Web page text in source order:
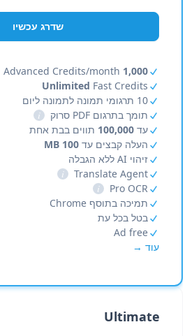
שדרג עכשיו
1,000
Unlimited Fast Credits
10 תרגומי תמונה לתמונה ליום
תומך בתרגום PDF סרוק
i
עד 100,000 תווים בבת אחת
העלה קבצים עד 100 MB
זיהוי AI ללא הגבלה
Translate Agent
i
Pro OCR
i
תמיכה בתוסף Chrome
בטל בכל עת
Ad free
עוד →
Ultimate